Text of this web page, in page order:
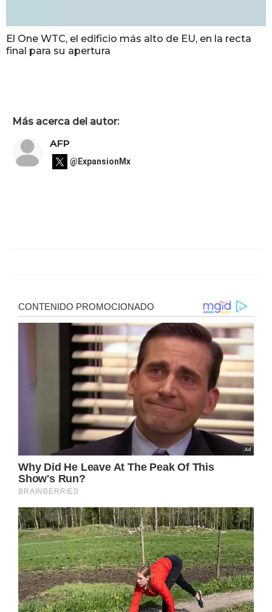
El One WTC, el edificio más alto de EU, en la recta
final para su apertura
Más acerca del autor:
AFP
@ExpansionMx